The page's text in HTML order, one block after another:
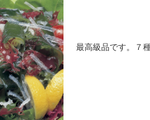
最高級品です。７